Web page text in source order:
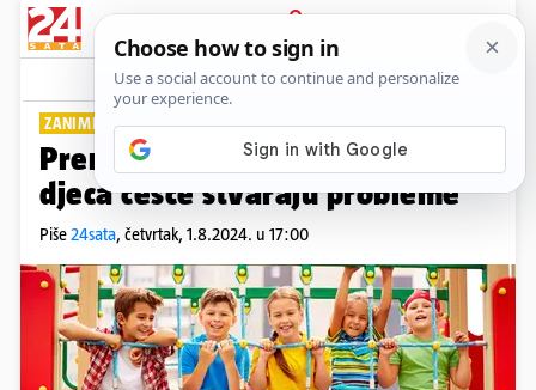
PRIJAVA
Lifestyle Komentari
ZANIMLJIVI PODACI
Prema studiji, drugorođena
djeca češće stvaraju probleme
Piše24sata, četvrtak, 1.8.2024. u 17:00